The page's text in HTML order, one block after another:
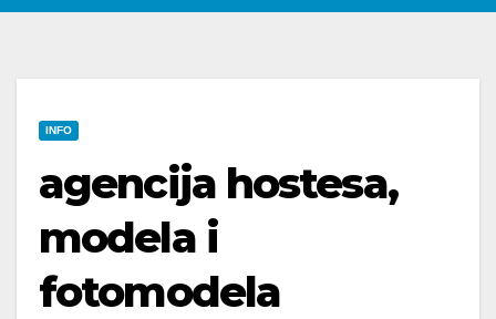
INFO
agencija hostesa,
modela i
fotomodela